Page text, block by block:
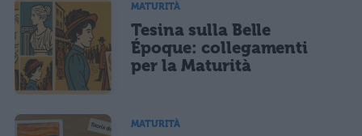
MATURITÀ
Tesina sulla Belle
Époque: collegamenti
per la Maturità
MATURITÀ